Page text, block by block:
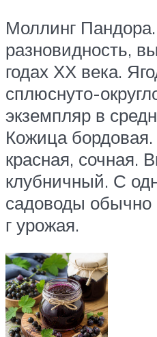
Моллинг
разновидность,
годах ХХ века.
сплюснуто-
экземпляр в
Кожица
красная, сочная.
клубничный. С
садоводы
г урожая.